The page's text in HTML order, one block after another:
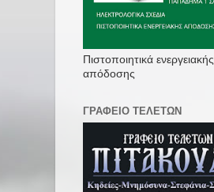
Πιστοποιητικά ενεργειακής
απόδοσης
ΓΡΑΦΕΙΟ ΤΕΛΕΤΩΝ